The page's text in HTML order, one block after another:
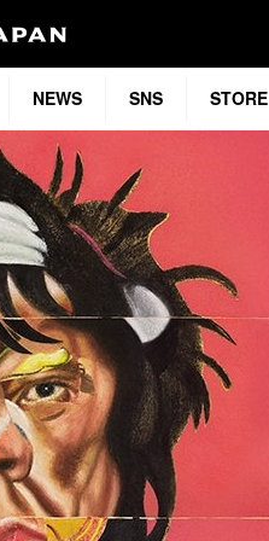
NEWS SNS STORE